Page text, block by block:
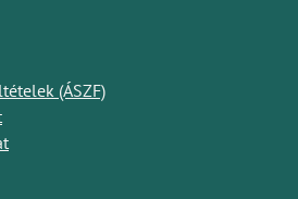
(ÁSZF)